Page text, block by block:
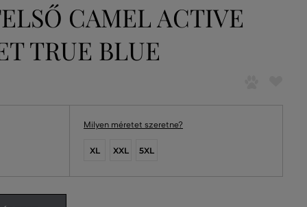
CAMEL ACTIVE
TRUE BLUE
Milyen méretet szeretne?
XL XXL 5XL